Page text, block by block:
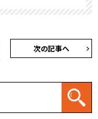
次の記事へ